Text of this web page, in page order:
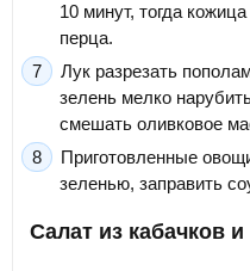
10 минут, тогда
перца.
Лук разрезать
зелень мелко
смешать оливковое
Приготовленные
зеленью, заправить
Салат из кабачков